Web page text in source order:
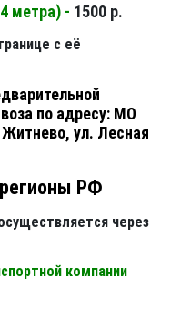
метра) - 1500 р.
с её
по адресу: МО
ул. Лесная
РФ
через
компании